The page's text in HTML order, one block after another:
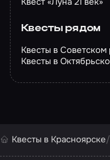
Квесты рядом
Квесты в Советском
Квесты в
Квесты в Красноярске